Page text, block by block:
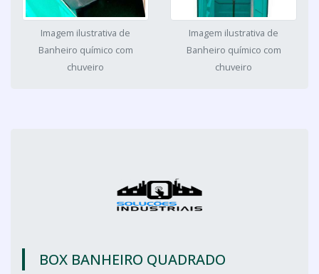
Imagem ilustrativa de
Banheiro químico com
chuveiro
Imagem ilustrativa de
Banheiro químico com
chuveiro
BOX BANHEIRO QUADRADO